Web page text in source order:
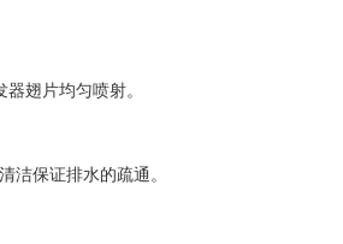
翅片均匀喷射。
洁保证排水的疏通。